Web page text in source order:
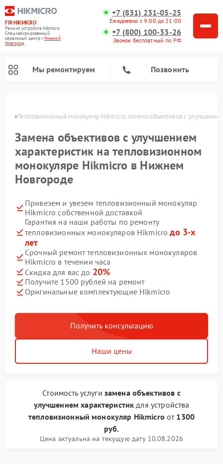
FIX-HIKMICRO
Ремонт устройств Hikmicro
Специализированный
cервисный центр г.Нижний
Новгород
+7 (831) 231-05-25
Ежедневно с 9:00 до 21:00
+7 (800) 100-33-26
Звонок бесплатный по РФ
Мы ремонтируем Позвонить
Тепловизионный монокуляр Hikmicro замена объективов с
Замена объективов с улучшением
характеристик на тепловизионном
монокуляре Hikmicro в Нижнем
Новгороде
Привезем и увезем тепловизионный монокуляр
Hikmicro собственной доставкой
Гарантия на наши работы по ремонту
тепловизионных монокуляров Hikmicroдо 3-х
лет
Срочный ремонт тепловизионных монокуляров
Hikmicro в течении часа
Скидка для вас до 20%
Получите 1500 рублей на ремонт
Оригинальные комплектующие Hikmicro
Получить консультацию
Наши цены
Стоимость услуги замена объективов с
улучшением характеристик для устройства
тепловизионный монокуляр Hikmicro от 1300
руб.
Цена актуальна на текущую дату 10.08.2026